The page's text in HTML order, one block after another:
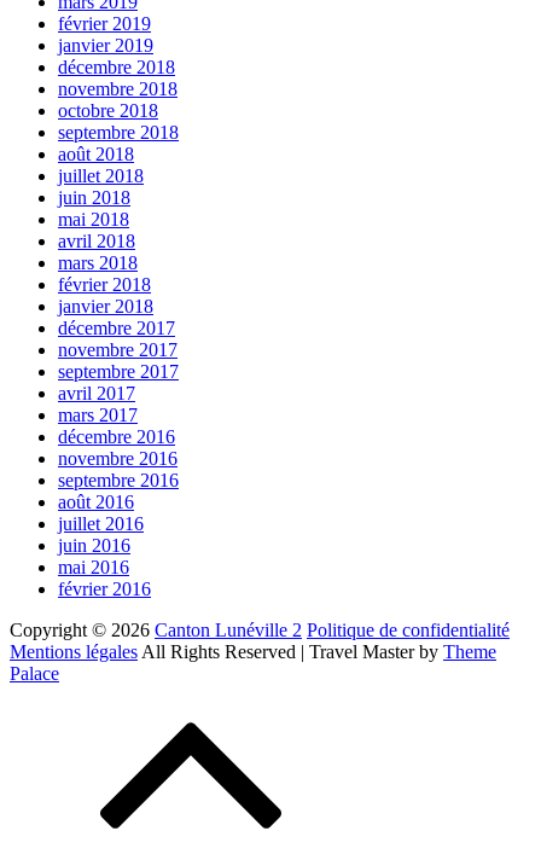
février 2019
janvier 2019
décembre 2018
novembre 2018
octobre 2018
septembre 2018
août 2018
juillet 2018
juin 2018
mai 2018
avril 2018
mars 2018
février 2018
janvier 2018
décembre 2017
novembre 2017
septembre 2017
avril 2017
mars 2017
décembre 2016
novembre 2016
septembre 2016
août 2016
juillet 2016
juin 2016
mai 2016
février 2016
Copyright © 2026 Canton Lunéville 2 Politique de confidentialité
Mentions légales All Rights Reserved | Travel Master by Theme
Palace